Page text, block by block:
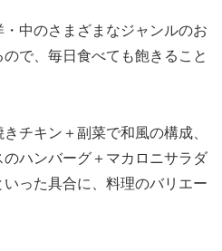
中のさまざまなジャンルのお
で、毎日食べても飽きること
チキン＋副菜で和風の構成、
ハンバーグ＋マカロニサラダ
った具合に、料理のバリエー